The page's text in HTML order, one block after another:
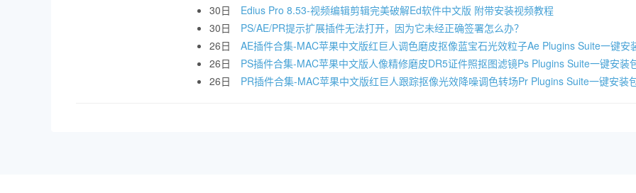
30日
Edius Pro 8.53-视频编辑剪辑完美破解Ed软件中文版 附带安装视频教程
30日
PS/AE/PR提示扩展插件无法打开，因为它未经正确签署怎么办？
26日
AE插件合集-MAC苹果中文版红巨人调色磨皮抠像蓝宝石光效粒子Ae Plugins Suite一键安
26日
PS插件合集-MAC苹果中文版人像精修磨皮DR5证件照抠图滤镜Ps Plugins Suite一键安装
26日
PR插件合集-MAC苹果中文版红巨人跟踪抠像光效降噪调色转场Pr Plugins Suite一键安装